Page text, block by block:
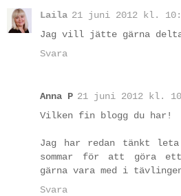
Laila 21 juni 2012 kl.
Jag vill jätte gärna
Svara
Anna P 21 juni 2012 kl.
Vilken fin blogg du har!
Jag har redan tänkt
sommar för att göra
gärna vara med i
Svara